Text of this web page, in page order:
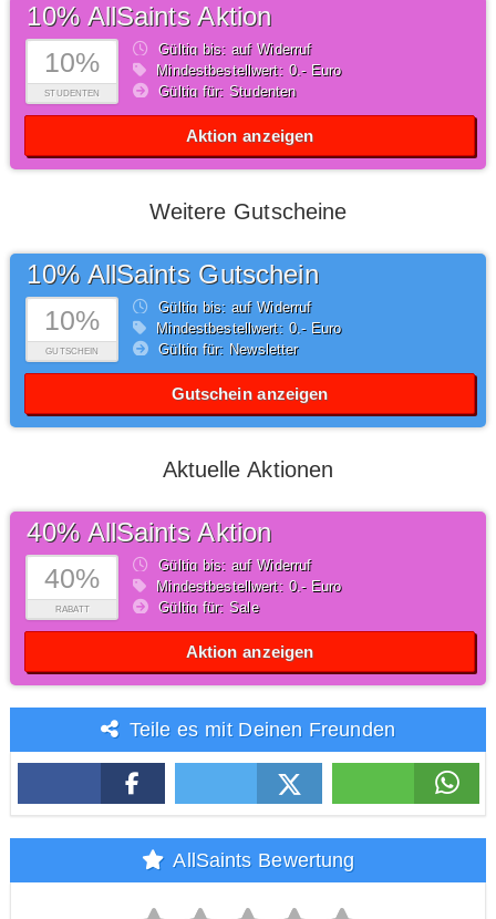
10%
STUDENTEN
10% AllSaints Aktion
Gültig bis: auf Widerruf
Mindestbestellwert: 0,- Euro
Gültig für: Studenten
Aktion anzeigen
Weitere Gutscheine
10%
GUTSCHEIN
10% AllSaints Gutschein
Gültig bis: auf Widerruf
Mindestbestellwert: 0,- Euro
Gültig für: Newsletter
Gutschein anzeigen
Aktuelle Aktionen
40%
RABATT
40% AllSaints Aktion
Gültig bis: auf Widerruf
Mindestbestellwert: 0,- Euro
Gültig für: Sale
Aktion anzeigen
Teile es mit Deinen Freunden
AllSaints Bewertung